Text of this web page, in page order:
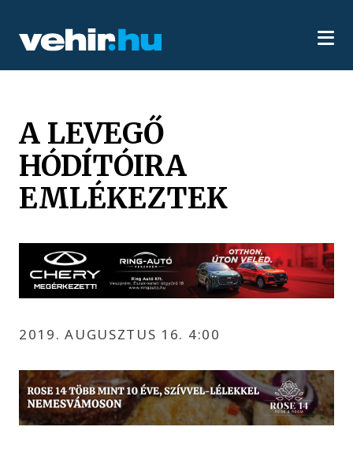
A LEVEGŐ
HÓDÍTÓIRA
EMLÉKEZTEK
2019. AUGUSZTUS 16. 4:00